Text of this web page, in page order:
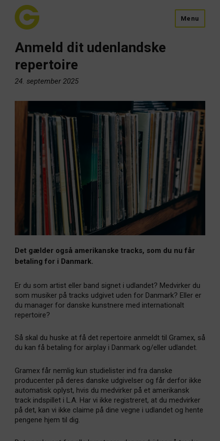
Menu
Anmeld dit udenlandske
repertoire
24. september 2025
Det gælder også amerikanske tracks, som du nu får
betaling for i Danmark.
Er du som artist eller band signet i udlandet? Medvirker du
som musiker på tracks udgivet uden for Danmark? Eller er
du manager for danske kunstnere med internationalt
repertoire?
Så skal du huske at få det repertoire anmeldt til Gramex, så
du kan få betaling for airplay i Danmark og/eller udlandet.
Gramex får nemlig kun studielister ind fra danske
producenter på deres danske udgivelser og får derfor ikke
automatisk oplyst, hvis du medvirker på et amerikansk
track indspillet i L.A. Har vi ikke registreret, at du medvirker
på det, kan vi ikke claime på dine vegne i udlandet og hente
pengene hjem til dig.